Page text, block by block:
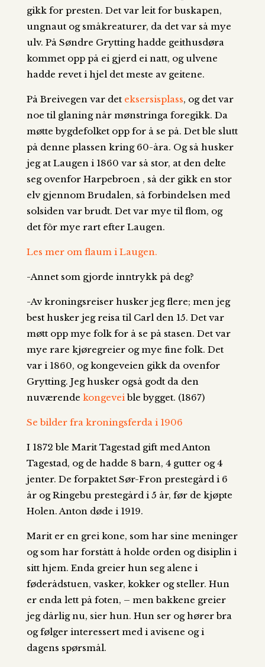
gikk for presten. Det var leit for buskapen,
ungnaut og småkreaturer, da det var så mye
ulv. På Søndre Grytting hadde geithusdøra
kommet opp på ei gjerd ei natt, og ulvene
hadde revet i hjel det meste av geitene.
På Breivegen var det eksersisplass, og det var
noe til glaning når mønstringa foregikk. Da
møtte bygdefolket opp for å se på. Det ble slutt
på denne plassen kring 60-åra. Og så husker
jeg at Laugen i 1860 var så stor, at den delte
seg ovenfor Harpebroen , så der gikk en stor
elv gjennom Brudalen, så forbindelsen med
solsiden var brudt. Det var mye til flom, og
det fôr mye rart efter Laugen.
Les mer om flaum i Laugen.
-Annet som gjorde inntrykk på deg?
-Av kroningsreiser husker jeg flere; men jeg
best husker jeg reisa til Carl den 15. Det var
møtt opp mye folk for å se på stasen. Det var
mye rare kjøregreier og mye fine folk. Det
var i 1860, og kongeveien gikk da ovenfor
Grytting. Jeg husker også godt da den
nuværende kongeveible bygget. (1867)
Se bilder fra kroningsferda i 1906
I 1872 ble Marit Tagestad gift med Anton
Tagestad, og de hadde 8 barn, 4 gutter og 4
jenter. De forpaktet Sør-Fron prestegård i 6
år og Ringebu prestegård i 5 år, før de kjøpte
Holen. Anton døde i 1919.
Marit er en grei kone, som har sine meninger
og som har forstått å holde orden og disiplin i
sitt hjem. Enda greier hun seg alene i
føderådstuen, vasker, kokker og steller. Hun
er enda lett på foten, – men bakkene greier
jeg dårlig nu, sier hun. Hun ser og hører bra
og følger interessert med i avisene og i
dagens spørsmål.